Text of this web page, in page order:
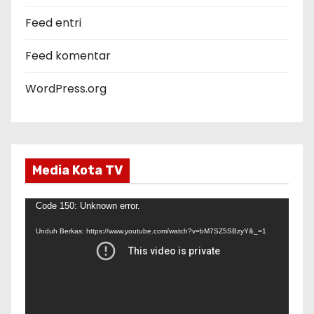
Feed entri
Feed komentar
WordPress.org
Media Kota TV
Code 150: Unknown error.
Unduh Berkas: https://www.youtube.com/watch?v=bM7SZ5SBzyY&_=1